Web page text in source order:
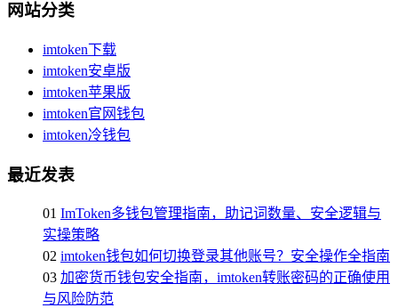
网站分类
imtoken下载
imtoken安卓版
imtoken苹果版
imtoken官网钱包
imtoken冷钱包
最近发表
01 ImToken多钱包管理指南，助记词数量、安全逻辑与
实操策略
02 imtoken钱包如何切换登录其他账号？安全操作全指南
03 加密货币钱包安全指南，imtoken转账密码的正确使用
与风险防范